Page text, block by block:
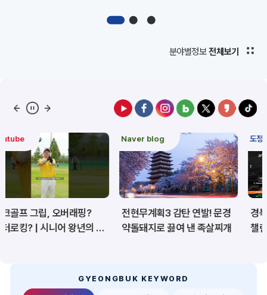
디지털아카이브
공공데이터&통계
산림 해양/수산
보건·복지/여성/장애인 문화/관광/음식
재난/안전/재해 산업/토지/주택
환경 시험정보
공공데이터&통계
분야별정보 전체보기
Naver blog
전현무계획3 감탄 연발! 문경
약돌돼지로 끓여 낸 족살찌개
도정 주요이슈
경북 백두대간 트레일6
챌린지, 6월 20일 상주서
GYEONGBUK KEYWORD